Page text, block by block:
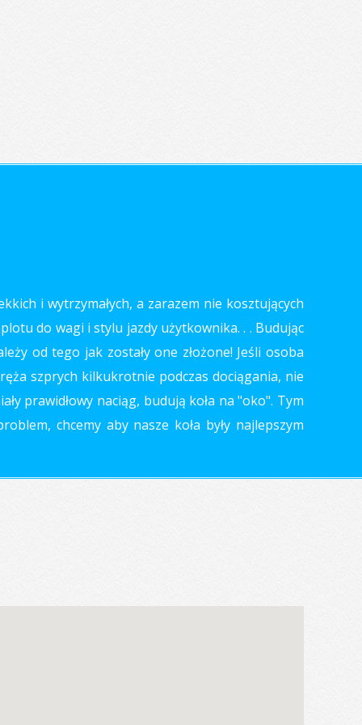
i wytrzymałych, a zarazem nie kosztujących
do wagi i stylu jazdy użytkownika. . . Budując
od tego jak zostały one złożone! Jeśli osoba
szprych kilkukrotnie podczas dociągania, nie
prawidłowy naciąg, budują koła na "oko". Tym
chcemy aby nasze koła były najlepszym